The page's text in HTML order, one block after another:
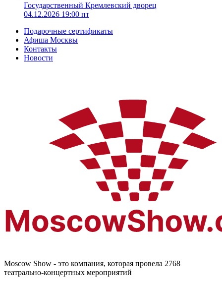
Государственный Кремлевский дворец
04.12.2026 19:00 пт
Подарочные сертификаты
Афиша Москвы
Контакты
Новости
Moscow Show - это компания, которая провела 2768
театрально-концертных мероприятий